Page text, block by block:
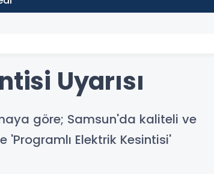
Uyarısı
göre; Samsun'da kaliteli ve
'Programlı Elektrik Kesintisi'